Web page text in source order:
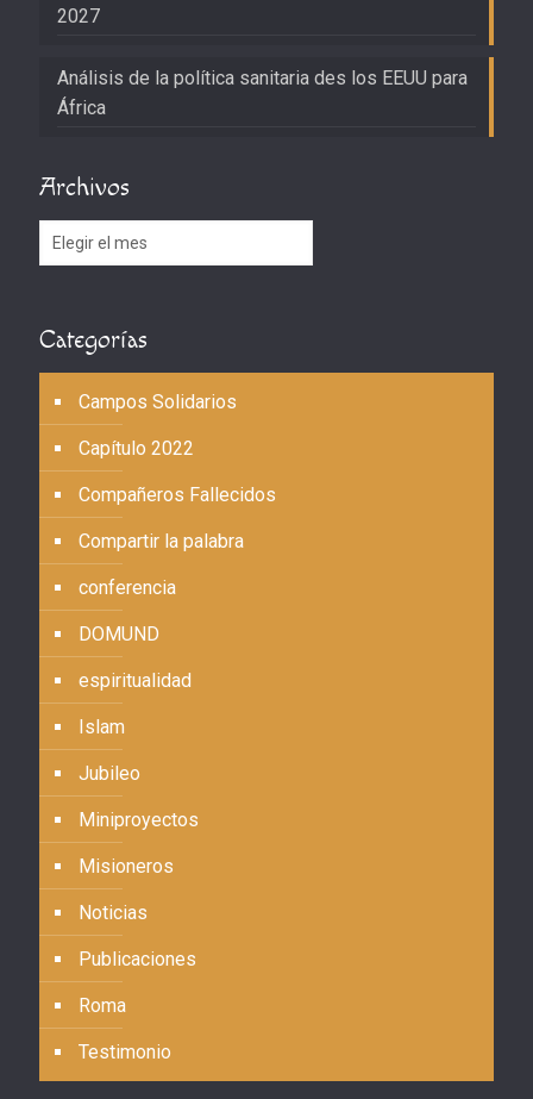
2027
Análisis de la política sanitaria des los EEUU para
África
Archivos
Archivos
Categorías
Campos Solidarios
Capítulo 2022
Compañeros Fallecidos
Compartir la palabra
conferencia
DOMUND
espiritualidad
Islam
Jubileo
Miniproyectos
Misioneros
Noticias
Publicaciones
Roma
Testimonio